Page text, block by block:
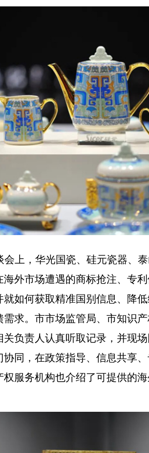
会上，华光国瓷、硅元瓷器、
外市场遭遇的商标抢注、专
如何获取精准国别信息、降
求。市市场监管局、市知识
负责人认真听取记录，并现
同，在政策指导、信息共享
服务机构也介绍了可提供的海